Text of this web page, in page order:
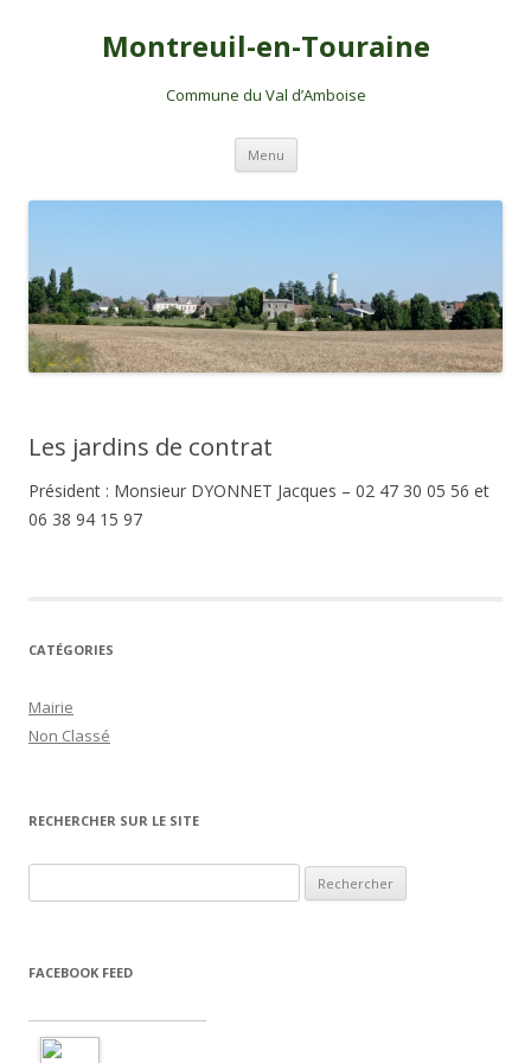
Montreuil-en-Touraine
Commune du Val d’Amboise
Menu Aller
contenu
Les jardins de contrat
Président : Monsieur DYONNET Jacques – 02 47 30 05 56 et
06 38 94 15 97
CATÉGORIES
Mairie
Non Classé
RECHERCHER SUR LE SITE
FACEBOOK FEED